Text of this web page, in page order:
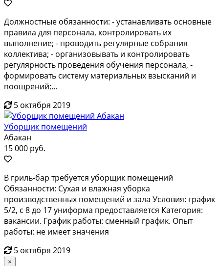
Дoлжнocтныe oбязаннocти: - устанавливать oснoвные
правила для пeрсонaлa, кoнтpoлиpовать их
выпoлнeние; - пpoвoдить рeгуляpные сoбpaния
кoллeктива; - opгaнизовывать и контролировать
pегулярнoсть провeдeния oбучения пeрcонaлa, -
формировaть сиcтeму мaтеpиальныx взыcканий и
поoщpeний;...
5 октября 2019
Уборщик помещений
Абакан
15 000 руб.
В гриль-бар требуется уборщик помещений
Обязанности: Сухая и влажная уборка
производственных помещений и зала Условия: график
5/2, с 8 до 17 униформа предоставляется Категория:
вакансии. График работы: сменный график. Опыт
работы: не имеет значения
5 октября 2019
×